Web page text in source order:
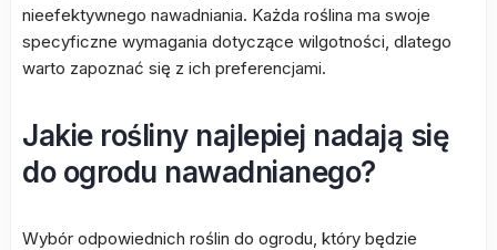
nieefektywnego nawadniania. Każda roślina ma swoje
specyficzne wymagania dotyczące wilgotności, dlatego
warto zapoznać się z ich preferencjami.
Jakie rośliny najlepiej nadają się
do ogrodu nawadnianego?
Wybór odpowiednich roślin do ogrodu, który będzie